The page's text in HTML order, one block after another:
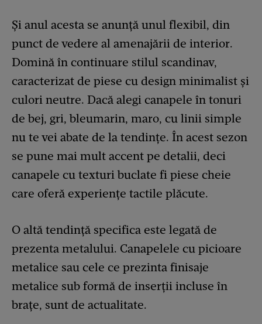
Şi anul acesta se anunţă unul flexibil, din
punct de vedere al amenajării de interior.
Domină în continuare stilul scandinav,
caracterizat de piese cu design minimalist și
culori neutre. Dacă alegi canapele în tonuri
de bej, gri, bleumarin, maro, cu linii simple
nu te vei abate de la tendinţe. În acest sezon
se pune mai mult accent pe detalii, deci
canapele cu texturi buclate fi piese cheie
care oferă experiențe tactile plăcute.
O altă tendință specifica este legată de
prezenta metalului. Canapelele cu picioare
metalice sau cele ce prezinta finisaje
metalice sub formă de inserții incluse în
brațe, sunt de actualitate.